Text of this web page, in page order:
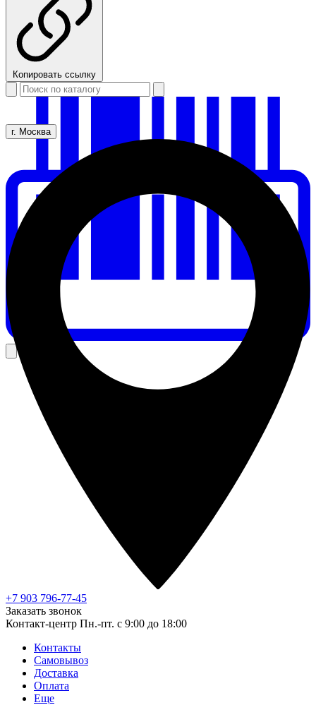
Копировать ссылку
+7 903 796-77-45
Заказать звонок
Контакт-центр Пн.-пт. с 9:00 до 18:00
Контакты
Самовывоз
Доставка
Оплата
Еще